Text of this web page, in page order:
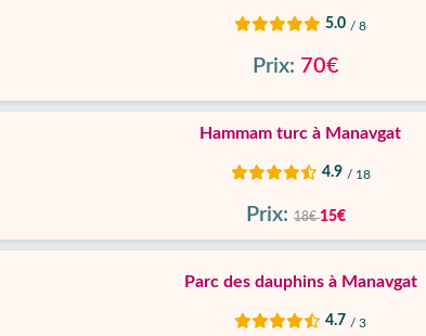
5.0 / 8
Prix: 70€
Hammam turc à Manavgat
4.9 / 18
Prix: 18€15€
Parc des dauphins à Manavgat
4.7 / 3